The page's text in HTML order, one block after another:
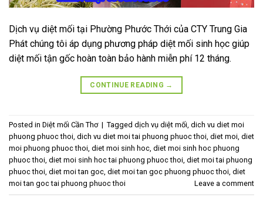
Dịch vụ diệt mối tại Phường Phước Thới của CTY Trung Gia
Phát chúng tôi áp dụng phương pháp diệt mối sinh học giúp
diệt mối tận gốc hoàn toàn bảo hành miễn phí 12 tháng.
CONTINUE READING →
Posted in Diệt mối Cần Thơ | Tagged dịch vụ diệt mối, dich vu diet moi
phuong phuoc thoi, dich vu diet moi tai phuong phuoc thoi, diet moi, diet
moi phuong phuoc thoi, diet moi sinh hoc, diet moi sinh hoc phuong
phuoc thoi, diet moi sinh hoc tai phuong phuoc thoi, diet moi tai phuong
phuoc thoi, diet moi tan goc, diet moi tan goc phuong phuoc thoi, diet
moi tan goc tai phuong phuoc thoi
Leave a comment